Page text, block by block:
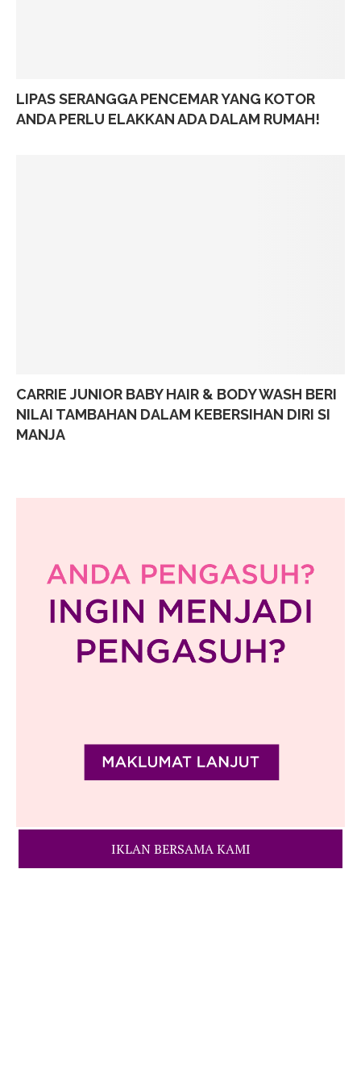
LIPAS SERANGGA PENCEMAR YANG KOTOR
ANDA PERLU ELAKKAN ADA DALAM RUMAH!
CARRIE JUNIOR BABY HAIR & BODY WASH BERI
NILAI TAMBAHAN DALAM KEBERSIHAN DIRI SI
MANJA
IKLAN BERSAMA KAMI